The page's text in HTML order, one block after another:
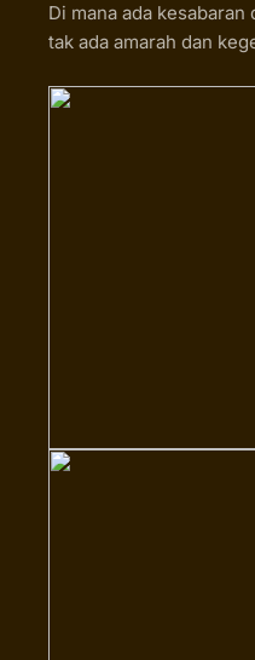
Di mana ada
tak ada amarah dan